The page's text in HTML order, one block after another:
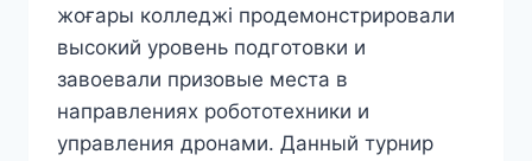
жоғары колледжі продемонстрировали
высокий уровень подготовки и
завоевали призовые места в
направлениях робототехники и
управления дронами. Данный турнир